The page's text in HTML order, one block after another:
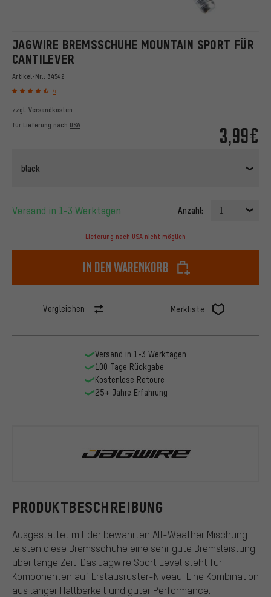
JAGWIRE BREMSSCHUHE MOUNTAIN SPORT FÜR
CANTILEVER
Artikel-Nr.: 34542
4
3,99€
zzgl. Versandkosten
für Lieferung nach USA
black
Versand in 1-3 Werktagen Anzahl: 1
Lieferung nach USA nicht möglich
In den Warenkorb
Vergleichen Merkliste
PRODUKTBESCHREIBUNG
Ausgestattet mit der bewährten All-Weather Mischung
leisten diese Bremsschuhe eine sehr gute Bremsleistung
über lange Zeit. Das Jagwire Sport Level steht für
Komponenten auf Erstausrüster-Niveau. Eine Kombination
aus langer Haltbarkeit und guter Performance.
Versand in 1-3 Werktagen
100 Tage Rückgabe
Kostenlose Retoure
25+ Jahre Erfahrung